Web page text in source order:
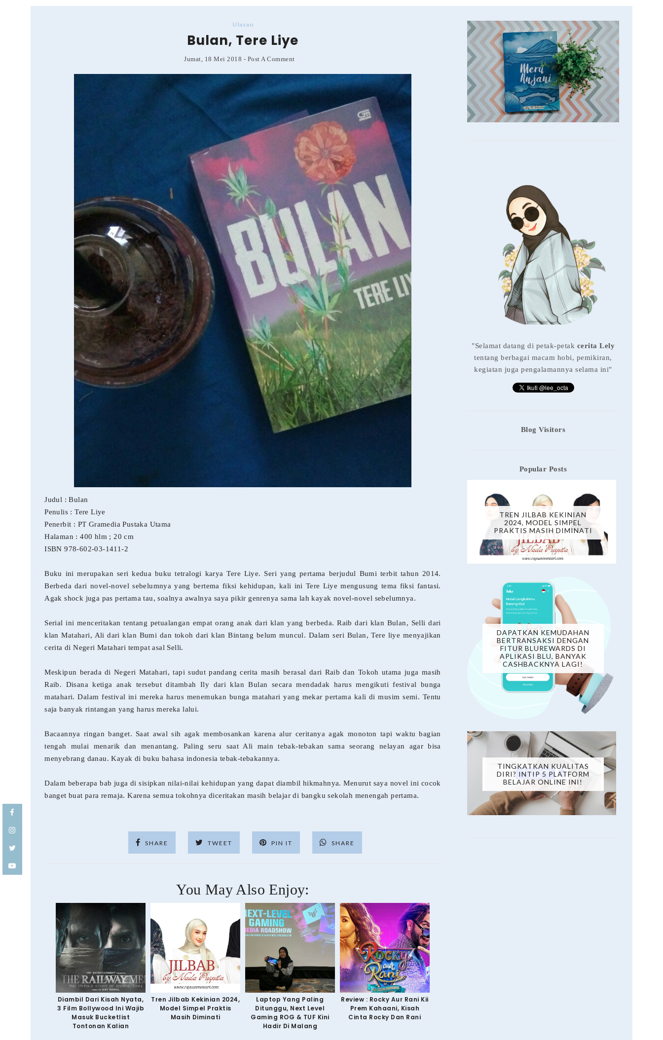
Ulasan
Bulan, Tere Liye
Jumat, 18 Mei 2018 - Post A Comment
Judul : Bulan
Penulis : Tere Liye
Penerbit : PT Gramedia Pustaka Utama
Halaman : 400 hlm ; 20 cm
ISBN 978-602-03-1411-2
Buku ini merupakan seri kedua buku tetralogi karya Tere Liye. Seri yang pertama berjudul Bumi terbit tahun 2014.
Berbeda dari novel-novel sebelumnya yang bertema fiksi kehidupan, kali ini Tere Liye mengusung tema fiksi fantasi.
Agak shock juga pas pertama tau, soalnya awalnya saya pikir genrenya sama lah kayak novel-novel sebelumnya.
Serial ini menceritakan tentang petualangan empat orang anak dari klan yang berbeda. Raib dari klan Bulan, Selli dari
klan Matahari, Ali dari klan Bumi dan tokoh dari klan Bintang belum muncul. Dalam seri Bulan, Tere liye menyajikan
cerita di Negeri Matahari tempat asal Selli.
Meskipun berada di Negeri Matahari, tapi sudut pandang cerita masih berasal dari Raib dan Tokoh utama juga masih
Raib. Disana ketiga anak tersebut ditambah Ily dari klan Bulan secara mendadak harus mengikuti festival bunga
matahari. Dalam festival ini mereka harus menemukan bunga matahari yang mekar pertama kali di musim semi. Tentu
saja banyak rintangan yang harus mereka lalui.
Bacaannya ringan banget. Saat awal sih agak membosankan karena alur ceritanya agak monoton tapi waktu bagian
tengah mulai menarik dan menantang. Paling seru saat Ali main tebak-tebakan sama seorang nelayan agar bisa
menyebrang danau. Kayak di buku bahasa indonesia tebak-tebakannya.
Dalam beberapa bab juga di sisipkan nilai-nilai kehidupan yang dapat diambil hikmahnya. Menurut saya novel ini cocok
banget buat para remaja. Karena semua tokohnya diceritakan masih belajar di bangku sekolah menengah pertama.
SHARE TWEET PIN IT SHARE
You May Also Enjoy:
Diambil Dari Kisah Nyata,
3 Film Bollywood Ini Wajib
Masuk Bucketlist
Tontonan Kalian
Tren Jilbab Kekinian 2024,
Model Simpel Praktis
Masih Diminati
Laptop Yang Paling
Ditunggu, Next Level
Gaming ROG & TUF Kini
Hadir Di Malang
Review : Rocky Aur Rani Kii
Prem Kahaani, Kisah
Cinta Rocky Dan Rani
"Selamat datang di petak-petak cerita Lely
tentang berbagai macam hobi, pemikiran,
kegiatan juga pengalamannya selama ini"
Blog Visitors
Popular Posts
TREN JILBAB KEKINIAN
2024, MODEL SIMPEL
PRAKTIS MASIH DIMINATI
DAPATKAN KEMUDAHAN
BERTRANSAKSI DENGAN
FITUR BLUREWARDS DI
APLIKASI BLU, BANYAK
CASHBACKNYA LAGI!
TINGKATKAN KUALITAS
DIRI? INTIP 5 PLATFORM
BELAJAR ONLINE INI!